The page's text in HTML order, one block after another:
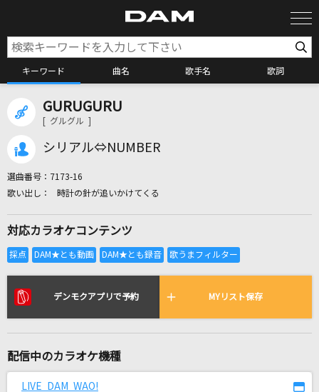
キーワード 曲名 歌手名 歌詞
全国りれき
リアルタイムで歌われている曲の一覧
赤い花火
GURUGURU
[ グルグル ]
シリアル⇔NUMBER
選曲番号： 7173-16
時計の針が追いかけてくる
対応カラオケコンテンツ
デンモクアプリで予約 MYリスト保存
配信中のカラオケ機種
LIVE DAM WAO!